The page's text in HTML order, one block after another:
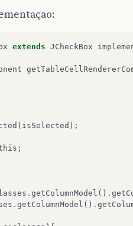
extends JCheckBox
( isSelected );
;
. getColumnModel () .
. getColumnModel () .